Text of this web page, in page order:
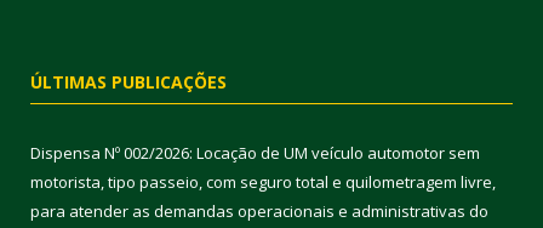
ÚLTIMAS PUBLICAÇÕES
Dispensa Nº 002/2026: Locação de UM veículo automotor sem
motorista, tipo passeio, com seguro total e quilometragem livre,
para atender as demandas operacionais e administrativas do